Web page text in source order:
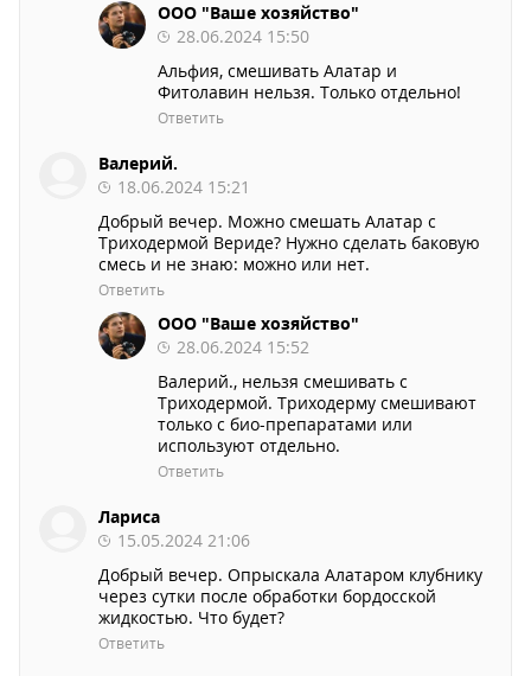
ООО "Ваше хозяйство"
28.06.2024 15:50
Альфия, смешивать Алатар и
Фитолавин нельзя. Только отдельно!
Ответить
Валерий.
18.06.2024 15:21
Добрый вечер. Можно смешать Алатар с
Триходермой Вериде? Нужно сделать баковую
смесь и не знаю: можно или нет.
Ответить
ООО "Ваше хозяйство"
28.06.2024 15:52
Валерий., нельзя смешивать с
Триходермой. Триходерму смешивают
только с био-препаратами или
используют отдельно.
Ответить
Лариса
15.05.2024 21:06
Добрый вечер. Опрыскала Алатаром клубнику
через сутки после обработки бордосской
жидкостью. Что будет?
Ответить